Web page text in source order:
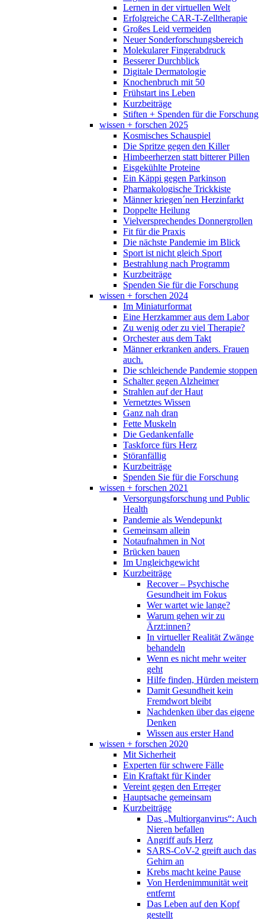
Lernen in der virtuellen Welt
Erfolgreiche CAR-T-Zelltherapie
Großes Leid vermeiden
Neuer Sonderforschungsbereich
Molekularer Fingerabdruck
Besserer Durchblick
Digitale Dermatologie
Knochenbruch mit 50
Frühstart ins Leben
Kurzbeiträge
Stiften + Spenden für die Forschung
wissen + forschen 2025
Kosmisches Schauspiel
Die Spritze gegen den Killer
Himbeerherzen statt bitterer Pillen
Eisgekühlte Proteine
Ein Käppi gegen Parkinson
Pharmakologische Trickkiste
Männer kriegen´nen Herzinfarkt
Doppelte Heilung
Vielversprechendes Donnergrollen
Fit für die Praxis
Die nächste Pandemie im Blick
Sport ist nicht gleich Sport
Bestrahlung nach Programm
Kurzbeiträge
Spenden Sie für die Forschung
wissen + forschen 2024
Im Miniaturformat
Eine Herzkammer aus dem Labor
Zu wenig oder zu viel Therapie?
Orchester aus dem Takt
Männer erkranken anders. Frauen
auch.
Die schleichende Pandemie stoppen
Schalter gegen Alzheimer
Strahlen auf der Haut
Vernetztes Wissen
Ganz nah dran
Fette Muskeln
Die Gedankenfalle
Taskforce fürs Herz
Störanfällig
Kurzbeiträge
Spenden Sie für die Forschung
wissen + forschen 2021
Versorgungsforschung und Public
Health
Pandemie als Wendepunkt
Gemeinsam allein
Notaufnahmen in Not
Brücken bauen
Im Ungleichgewicht
Kurzbeiträge
Recover – Psychische
Gesundheit im Fokus
Wer wartet wie lange?
Warum gehen wir zu
Ärzt:innen?
In virtueller Realität Zwänge
behandeln
Wenn es nicht mehr weiter
geht
Hilfe finden, Hürden meistern
Damit Gesundheit kein
Fremdwort bleibt
Nachdenken über das eigene
Denken
Wissen aus erster Hand
wissen + forschen 2020
Mit Sicherheit
Experten für schwere Fälle
Ein Kraftakt für Kinder
Vereint gegen den Erreger
Hauptsache gemeinsam
Kurzbeiträge
Das „Multiorganvirus“: Auch
Nieren befallen
Angriff aufs Herz
SARS-CoV-2 greift auch das
Gehirn an
Krebs macht keine Pause
Von Herdenimmunität weit
entfernt
Das Leben auf den Kopf
gestellt